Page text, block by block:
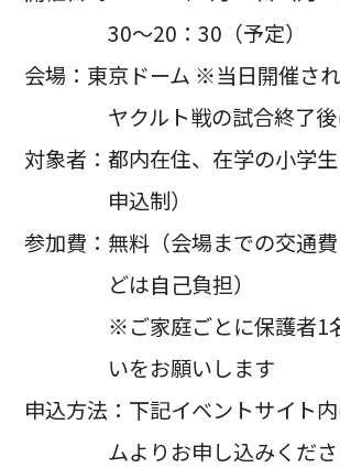
30～20：30（予定）
会場：東京ドーム ※当日開催さ
ヤクルト戦の試合終了
対象者：都内在住、在学の小学
申込制）
参加費：無料（会場までの交通
どは自己負担）
※ご家庭ごとに保護者1
いをお願いします
申込方法：下記イベントサイト
ムよりお申し込みくだ